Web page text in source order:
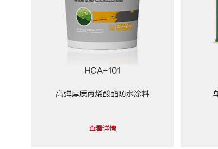
HCA-101
高弹厚质丙烯酸酯防水涂料
查看详情